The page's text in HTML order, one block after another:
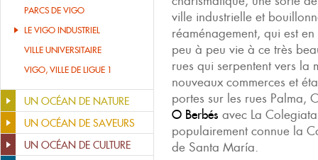
PARCS DE VIGO
LE VIGO INDUSTRIEL
VILLE UNIVERSITAIRE
VIGO, VILLE DE LIGUE 1
UN OCÉAN DE NATURE
UN OCÉAN DE SAVEURS
UN OCÉAN DE CULTURE
ville industrielle et
réaménagement, qui est
peu à peu vie à ce très
rues qui serpentent vers la
nouveaux commerces et
portes sur les rues Palma,
O Berbés avec La
populairement connue la
de Santa María.